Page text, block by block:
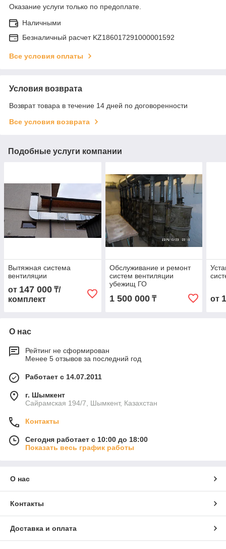
Оказание услуги только по предоплате.
Наличными
Безналичный расчет KZ186017291000001592
Все условия оплаты
Условия возврата
Возврат товара в течение 14 дней по договоренности
Все условия возврата
Подобные услуги компании
Вытяжная система
вентиляции
от 147 000 ₸/
комплект
Обслуживание и ремонт
систем вентиляции
убежищ ГО
1 500 000₸ от
О нас
Рейтинг не сформирован
Менее 5 отзывов за последний год
Работает с 14.07.2011
г. Шымкент
Сайрамская 194/7, Шымкент, Казахстан
Контакты
Сегодня работает с 10:00 до 18:00
Показать весь график работы
О нас
Контакты
Доставка и оплата